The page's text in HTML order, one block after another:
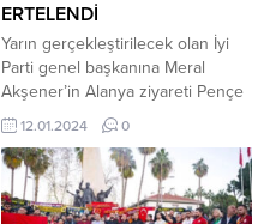
ERTELENDİ
Yarın gerçekleştirilecek olan İyi
Parti genel başkanına Meral
Akşener’in Alanya ziyareti Pençe
Kilit Operasyon Bölgesinden
gelen şehit haberleri nedeniyle
ertelendi. İyi Parti Alanya İlçe
Başkanı Hilmi Er tarafından
yapılan açıklamada, “Ülkece
12.01.2024 0